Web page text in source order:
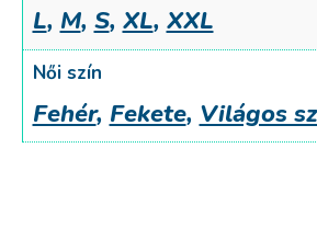
L, M, S, XL, XXL
Női szín
Fehér, Fekete, Világos